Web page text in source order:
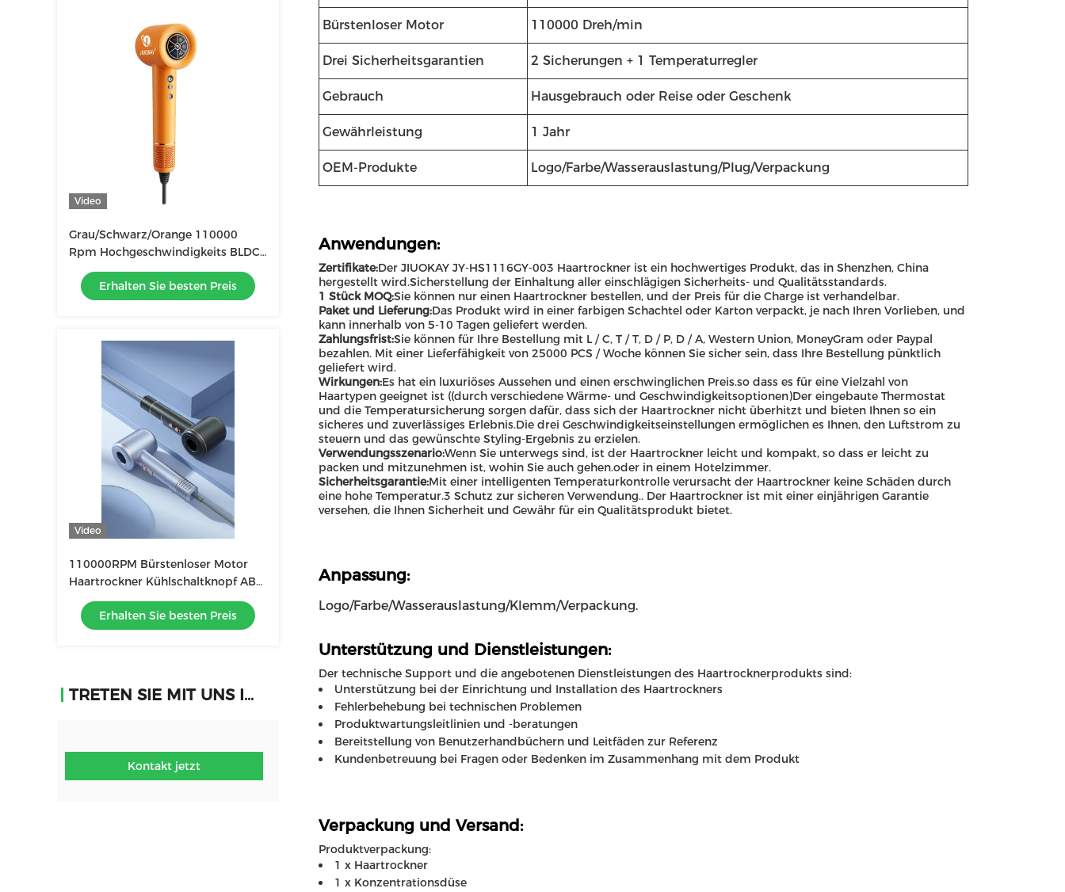
Video
Grau/Schwarz/Orange 110000
Rpm Hochgeschwindigkeits BLDC-
Haartrockner mit schneller
Trocknung für beschädigtes Haar
Erhalten Sie besten Preis
Video
110000RPM Bürstenloser Motor
Haartrockner Kühlschaltknopf ABS
EU/US/ALCI/AU/UK/JP Stecker für
ReisenErhalten Sie besten Preis
TRETEN SIE MIT UNS IN VERBINDUNG
Kontakt jetzt
Bürstenloser Motor 110000 Dreh/min
Drei Sicherheitsgarantien 2 Sicherungen + 1 Temperaturregler
Gebrauch Hausgebrauch oder Reise oder Geschenk
Gewährleistung 1 Jahr
OEM-Produkte Logo/Farbe/Wasserauslastung/Plug/Verpackung
Anwendungen:
Zertifikate:Der JIUOKAY JY-HS1116GY-003 Haartrockner ist ein hochwertiges Produkt, das in Shenzhen, China
hergestellt wird.Sicherstellung der Einhaltung aller einschlägigen Sicherheits- und Qualitätsstandards.
1 Stück MOQ:Sie können nur einen Haartrockner bestellen, und der Preis für die Charge ist verhandelbar.
Paket und Lieferung:Das Produkt wird in einer farbigen Schachtel oder Karton verpackt, je nach Ihren Vorlieben, und
kann innerhalb von 5-10 Tagen geliefert werden.
Zahlungsfrist:Sie können für Ihre Bestellung mit L / C, T / T, D / P, D / A, Western Union, MoneyGram oder Paypal
bezahlen. Mit einer Lieferfähigkeit von 25000 PCS / Woche können Sie sicher sein, dass Ihre Bestellung pünktlich
geliefert wird.
Wirkungen:Es hat ein luxuriöses Aussehen und einen erschwinglichen Preis.so dass es für eine Vielzahl von
Haartypen geeignet ist ((durch verschiedene Wärme- und Geschwindigkeitsoptionen)Der eingebaute Thermostat
und die Temperatursicherung sorgen dafür, dass sich der Haartrockner nicht überhitzt und bieten Ihnen so ein
sicheres und zuverlässiges Erlebnis.Die drei Geschwindigkeitseinstellungen ermöglichen es Ihnen, den Luftstrom zu
steuern und das gewünschte Styling-Ergebnis zu erzielen.
Verwendungsszenario:Wenn Sie unterwegs sind, ist der Haartrockner leicht und kompakt, so dass er leicht zu
packen und mitzunehmen ist, wohin Sie auch gehen.oder in einem Hotelzimmer.
Sicherheitsgarantie:Mit einer intelligenten Temperaturkontrolle verursacht der Haartrockner keine Schäden durch
eine hohe Temperatur.3 Schutz zur sicheren Verwendung.. Der Haartrockner ist mit einer einjährigen Garantie
versehen, die Ihnen Sicherheit und Gewähr für ein Qualitätsprodukt bietet.
Anpassung:
Logo/Farbe/Wasserauslastung/Klemm/Verpackung.
Unterstützung und Dienstleistungen:
Der technische Support und die angebotenen Dienstleistungen des Haartrocknerprodukts sind:
Unterstützung bei der Einrichtung und Installation des Haartrockners
Fehlerbehebung bei technischen Problemen
Produktwartungsleitlinien und -beratungen
Bereitstellung von Benutzerhandbüchern und Leitfäden zur Referenz
Kundenbetreuung bei Fragen oder Bedenken im Zusammenhang mit dem Produkt
Verpackung und Versand:
Produktverpackung:
1 x Haartrockner
1 x Konzentrationsdüse